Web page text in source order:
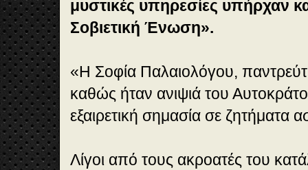
μυστικές υπηρεσίες υπήρχαν
Σοβιετική Ένωση».
«H Σοφία Παλαιολόγου,
καθώς ήταν ανιψιά του
εξαιρετική σημασία σε ζητήματα
Λίγοι από τους ακροατές του